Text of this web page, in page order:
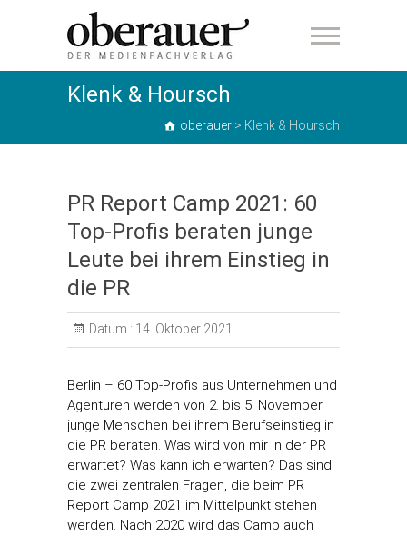
oberauer
Klenk & Hoursch
oberauer > Klenk & Hoursch
PR Report Camp 2021: 60
Top-Profis beraten junge
Leute bei ihrem Einstieg in
die PR
Datum : 14. Oktober 2021
Berlin – 60 Top-Profis aus Unternehmen und
Agenturen werden von 2. bis 5. November
junge Menschen bei ihrem Berufseinstieg in
die PR beraten. Was wird von mir in der PR
erwartet? Was kann ich erwarten? Das sind
die zwei zentralen Fragen, die beim PR
Report Camp 2021 im Mittelpunkt stehen
werden. Nach 2020 wird das Camp auch